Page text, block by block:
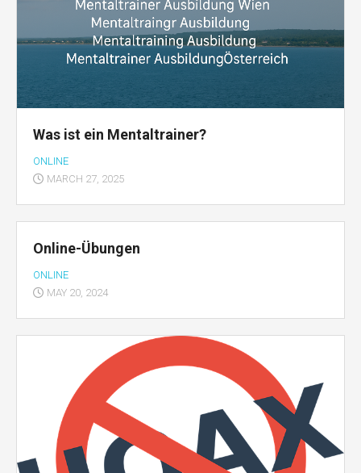
Was ist ein Mentaltrainer?
ONLINE
MARCH 27, 2025
Online-Übungen
ONLINE
MAY 20, 2024